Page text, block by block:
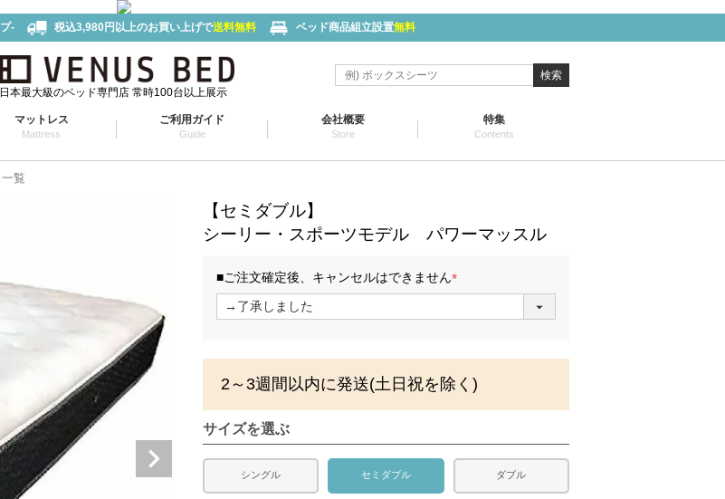
- 税込3,980円以上のお買い上げで送料無料 ベッド商品組立設置無料
日本最大級のベッド専門店 常時100台以上展示
検索
マットレス
Mattress
ご利用ガイド
Guide
会社概要
Store
特集
Contents
覧
【セミダブル】
シーリー・スポーツモデル パワーマッスル
■ご注文確定後、キャンセルはできません
(
必
2～3週間以内に発送(土日祝を除く)
サイズを選ぶ
シングル セミダブル ダブル